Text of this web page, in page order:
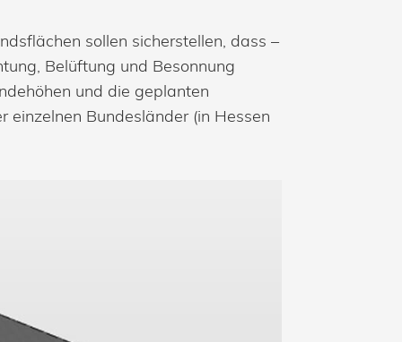
sollen sicherstellen, dass –
Belüftung und Besonnung
und die geplanten
Bundesländer (in Hessen